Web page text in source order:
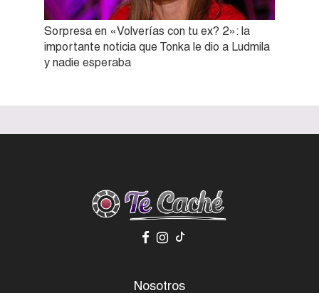
Sorpresa en «Volverías con tu ex? 2»: la
importante noticia que Tonka le dio a Ludmila
y nadie esperaba
Nosotros